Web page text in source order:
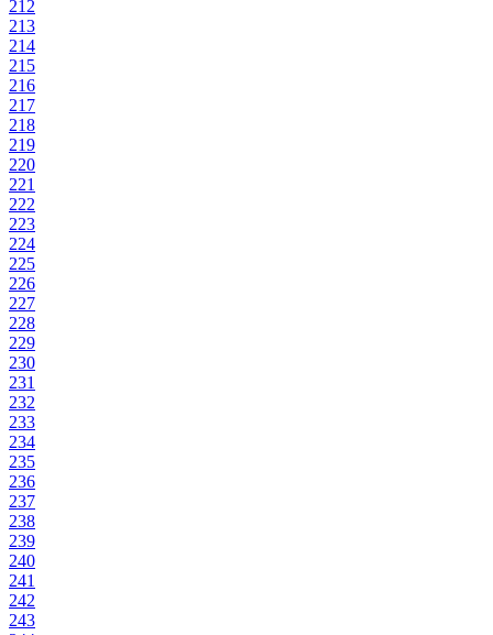
212
213
214
215
216
217
218
219
220
221
222
223
224
225
226
227
228
229
230
231
232
233
234
235
236
237
238
239
240
241
242
243